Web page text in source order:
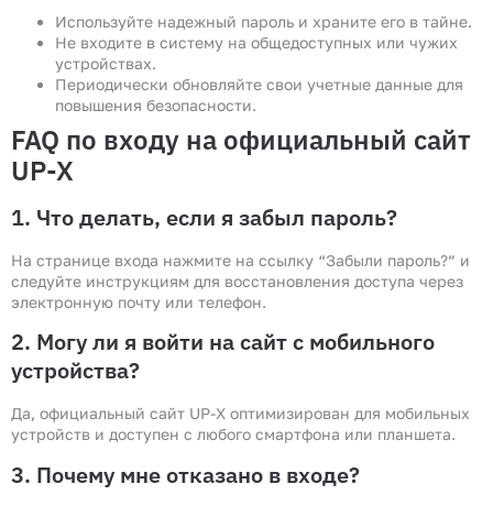
Используйте надежный пароль и храните его в тайне.
Не входите в систему на общедоступных или чужих
устройствах.
Периодически обновляйте свои учетные данные для
повышения безопасности.
FAQ по входу на официальный сайт
UP-X
1. Что делать, если я забыл пароль?
На странице входа нажмите на ссылку “Забыли пароль?” и
следуйте инструкциям для восстановления доступа через
электронную почту или телефон.
2. Могу ли я войти на сайт с мобильного
устройства?
Да, официальный сайт UP-X оптимизирован для мобильных
устройств и доступен с любого смартфона или планшета.
3. Почему мне отказано в входе?